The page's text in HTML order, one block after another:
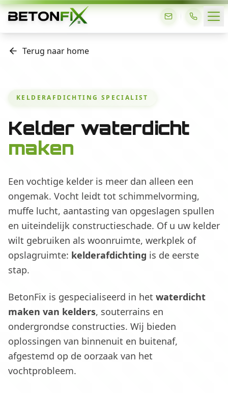
Terug naar home
KELDERAFDICHTING SPECIALIST
Kelder waterdicht
maken
Een vochtige kelder is meer dan alleen een
ongemak. Vocht leidt tot schimmelvorming,
muffe lucht, aantasting van opgeslagen spullen
en uiteindelijk constructieschade. Of u uw kelder
wilt gebruiken als woonruimte, werkplek of
opslagruimte: kelderafdichting is de eerste
stap.
BetonFix is gespecialiseerd in het waterdicht
maken van kelders, souterrains en
ondergrondse constructies. Wij bieden
oplossingen van binnenuit en buitenaf,
afgestemd op de oorzaak van het
vochtprobleem.